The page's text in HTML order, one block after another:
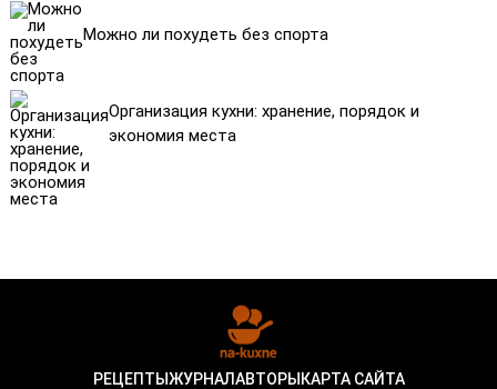
Можно ли похудеть без спорта
Организация кухни: хранение, порядок и
экономия места
РЕЦЕПТЫ ЖУРНАЛАВТОРЫ КАРТА САЙТА